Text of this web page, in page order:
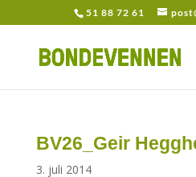
51 88 72 61
BV26_Geir
3. juli 2014